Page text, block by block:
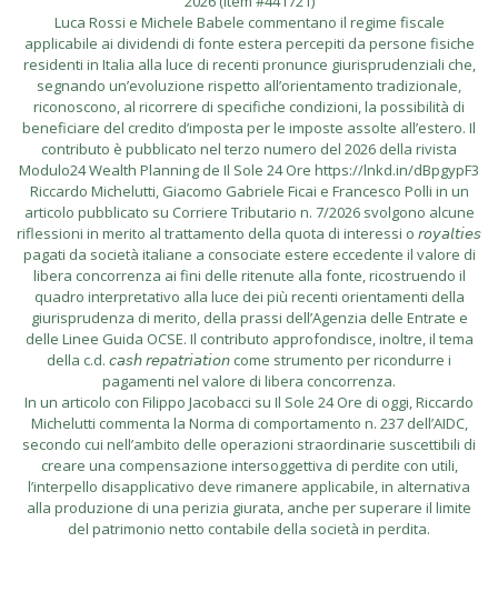
Luca Rossi e Michele Babele commentano il regime fiscale
applicabile ai dividendi di fonte estera percepiti da persone fisiche
residenti in Italia alla luce di recenti pronunce giurisprudenziali che,
segnando un’evoluzione rispetto all’orientamento tradizionale,
riconoscono, al ricorrere di specifiche condizioni, la possibilità di
beneficiare del credito d’imposta per le imposte assolte all’estero. Il
contributo è pubblicato nel terzo numero del 2026 della rivista
Modulo24 Wealth Planning de Il Sole 24 Ore https://lnkd.in/dBpgypF3
Riccardo Michelutti, Giacomo Gabriele Ficai e Francesco Polli in un
articolo pubblicato su Corriere Tributario n. 7/2026 svolgono alcune
riflessioni in merito al trattamento della quota di interessi o 𝘳𝘰𝘺𝘢𝘭𝘵𝘪𝘦𝘴
pagati da società italiane a consociate estere eccedente il valore di
libera concorrenza ai fini delle ritenute alla fonte, ricostruendo il
quadro interpretativo alla luce dei più recenti orientamenti della
giurisprudenza di merito, della prassi dell’Agenzia delle Entrate e
delle Linee Guida OCSE. Il contributo approfondisce, inoltre, il tema
della c.d. 𝘤𝘢𝘴𝘩 𝘳𝘦𝘱𝘢𝘵𝘳𝘪𝘢𝘵𝘪𝘰𝘯 come strumento per ricondurre i
pagamenti nel valore di libera concorrenza.
In un articolo con Filippo Jacobacci su Il Sole 24 Ore di oggi, Riccardo
Michelutti commenta la Norma di comportamento n. 237 dell’AIDC,
secondo cui nell’ambito delle operazioni straordinarie suscettibili di
creare una compensazione intersoggettiva di perdite con utili,
l’interpello disapplicativo deve rimanere applicabile, in alternativa
alla produzione di una perizia giurata, anche per superare il limite
del patrimonio netto contabile della società in perdita.